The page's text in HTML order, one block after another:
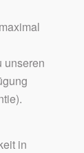
unseren
in